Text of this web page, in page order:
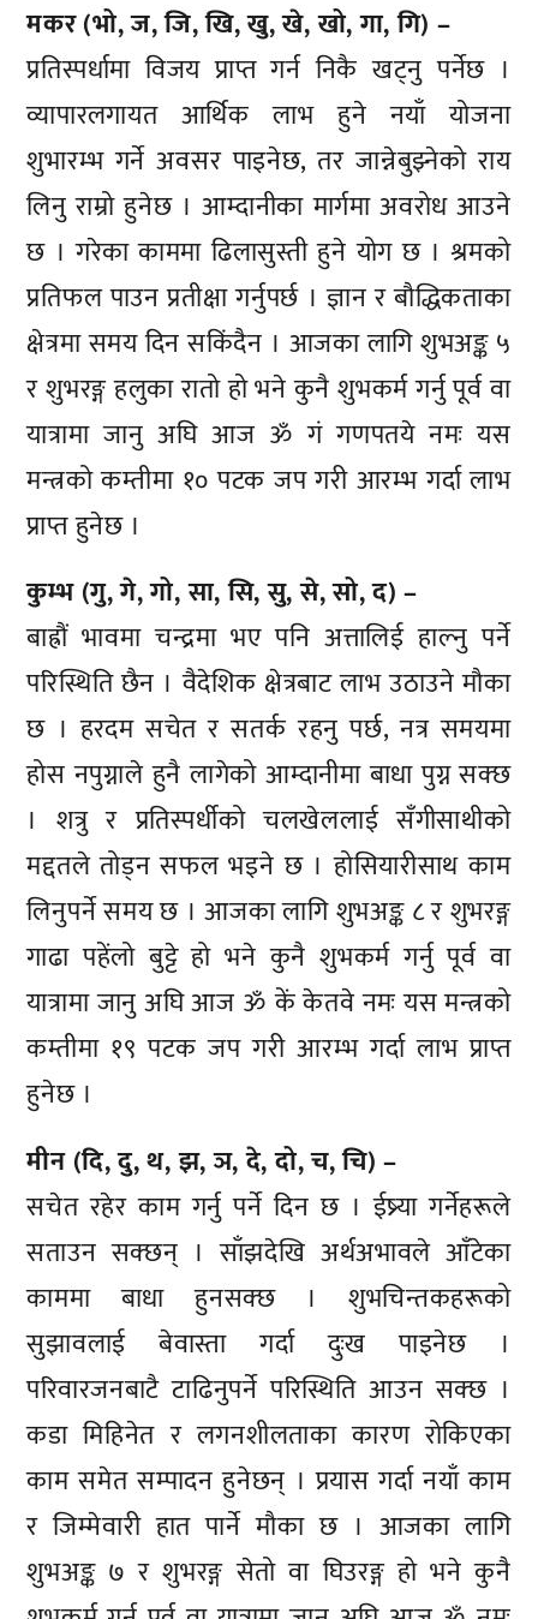
मकर (भो, ज, जि, खि, खु, खे, खो, गा, गि) –
प्रतिस्पर्धामा विजय प्राप्त गर्न निकै खट्नु पर्नेछ ।
व्यापारलगायत आर्थिक लाभ हुने नयाँ योजना
शुभारम्भ गर्ने अवसर पाइनेछ, तर जान्नेबुझ्नेको राय
लिनु राम्रो हुनेछ । आम्दानीका मार्गमा अवरोध आउने
छ । गरेका काममा ढिलासुस्ती हुने योग छ । श्रमको
प्रतिफल पाउन प्रतीक्षा गर्नुपर्छ । ज्ञान र बौद्धिकताका
क्षेत्रमा समय दिन सकिंदैन । आजका लागि शुभअङ्क ५
र शुभरङ्ग हलुका रातो हो भने कुनै शुभकर्म गर्नु पूर्व वा
यात्रामा जानु अघि आज ॐ गं गणपतये नमः यस
मन्त्रको कम्तीमा १० पटक जप गरी आरम्भ गर्दा लाभ
प्राप्त हुनेछ ।
कुम्भ (गु, गे, गो, सा, सि, सु, से, सो, द) –
बाह्रौं भावमा चन्द्रमा भए पनि अत्तालिई हाल्नु पर्ने
परिस्थिति छैन । वैदेशिक क्षेत्रबाट लाभ उठाउने मौका
छ । हरदम सचेत र सतर्क रहनु पर्छ, नत्र समयमा
होस नपुग्नाले हुनै लागेको आम्दानीमा बाधा पुग्न सक्छ
। शत्रु र प्रतिस्पर्धीको चलखेललाई सँगीसाथीको
मद्दतले तोड्न सफल भइने छ । होसियारीसाथ काम
लिनुपर्ने समय छ । आजका लागि शुभअङ्क ८ र शुभरङ्ग
गाढा पहेंलो बुट्टे हो भने कुनै शुभकर्म गर्नु पूर्व वा
यात्रामा जानु अघि आज ॐ कें केतवे नमः यस मन्त्रको
कम्तीमा १९ पटक जप गरी आरम्भ गर्दा लाभ प्राप्त
हुनेछ ।
मीन (दि, दु, थ, झ, ञ, दे, दो, च, चि) –
सचेत रहेर काम गर्नु पर्ने दिन छ । ईष्र्या गर्नेहरूले
सताउन सक्छन् । साँझदेखि अर्थअभावले आँटेका
काममा बाधा हुनसक्छ । शुभचिन्तकहरूको
सुझावलाई बेवास्ता गर्दा दुःख पाइनेछ ।
परिवारजनबाटै टाढिनुपर्ने परिस्थिति आउन सक्छ ।
कडा मिहिनेत र लगनशीलताका कारण रोकिएका
काम समेत सम्पादन हुनेछन् । प्रयास गर्दा नयाँ काम
र जिम्मेवारी हात पार्ने मौका छ । आजका लागि
शुभअङ्क ७ र शुभरङ्ग सेतो वा घिउरङ्ग हो भने कुनै